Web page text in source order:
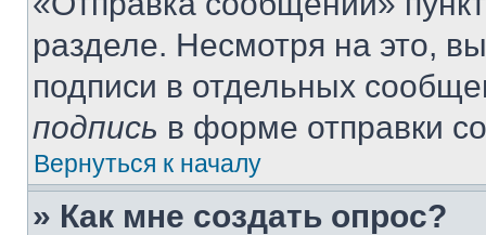
разделе. Несмотря на это,
подписи в отдельных
подпись в форме отправки
Вернуться к началу
» Как мне создать опрос?